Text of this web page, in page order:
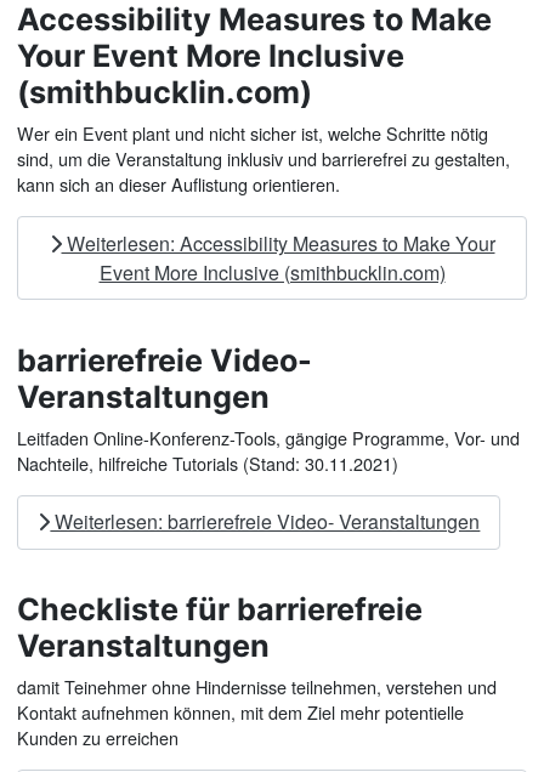
Accessibility Measures to Make
Your Event More Inclusive
(smithbucklin.com)
Wer ein Event plant und nicht sicher ist, welche Schritte nötig
sind, um die Veranstaltung inklusiv und barrierefrei zu gestalten,
kann sich an dieser Auflistung orientieren.
Weiterlesen: Accessibility Measures to Make Your
Event More Inclusive (smithbucklin.com)
barrierefreie Video-
Veranstaltungen
Leitfaden Online-Konferenz-Tools, gängige Programme, Vor- und
Nachteile, hilfreiche Tutorials (Stand: 30.11.2021)
Weiterlesen: barrierefreie Video- Veranstaltungen
Checkliste für barrierefreie
Veranstaltungen
damit Teinehmer ohne Hindernisse teilnehmen, verstehen und
Kontakt aufnehmen können, mit dem Ziel mehr potentielle
Kunden zu erreichen